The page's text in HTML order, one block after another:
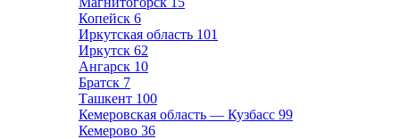
Копейск 6
Иркутская область 101
Иркутск 62
Ангарск 10
Братск 7
Ташкент 100
Кемеровская область — Кузбасс 99
Кемерово 36